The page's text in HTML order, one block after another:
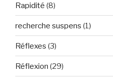
Rapidité (8)
recherche suspens (1)
Réflexes (3)
Réflexion (29)